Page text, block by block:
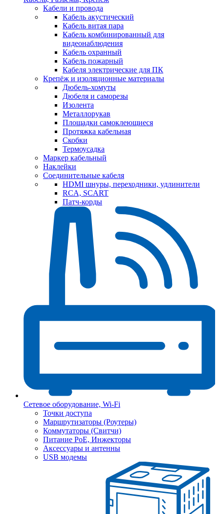
Кабели и провода
Кабель акустический
Кабель витая пара
Кабель комбинированный для
видеонаблюдения
Кабель охранный
Кабель пожарный
Кабеля электрические для ПК
Крепёж и изоляционные материалы
Дюбель-хомуты
Дюбеля и саморезы
Изолента
Металлорукав
Площадки самоклеющиеся
Протяжка кабельная
Скобки
Термоусадка
Маркер кабельный
Наклейки
Соединительные кабеля
HDMI шнуры, переходники, удлинители
RCA, SCART
Патч-корды
Сетевое оборудование, Wi-Fi
Точки доступа
Маршрутизаторы (Роутеры)
Коммутаторы (Свитчи)
Питание PoE, Инжекторы
Аксессуары и антенны
USB модемы